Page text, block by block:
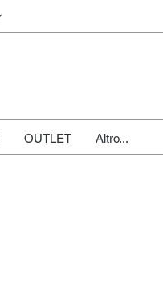
OUTLET Altro...